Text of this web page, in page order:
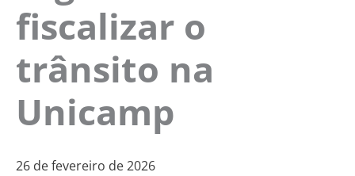
fiscalizar o
trânsito na
Unicamp
26 de fevereiro de 2026